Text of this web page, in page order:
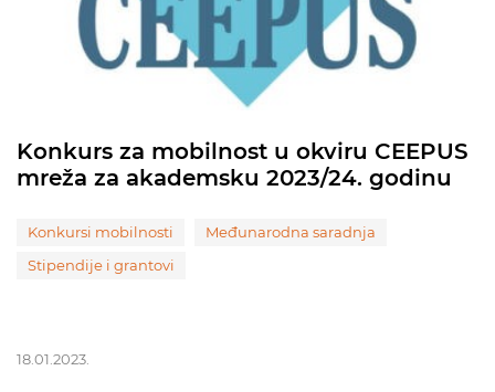
Konkurs za mobilnost u okviru CEEPUS
mreža za akademsku 2023/24. godinu
Konkursi mobilnosti
Međunarodna saradnja
Stipendije i grantovi
18.01.2023.